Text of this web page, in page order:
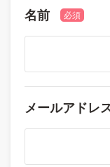
名前 必須
メールアドレ